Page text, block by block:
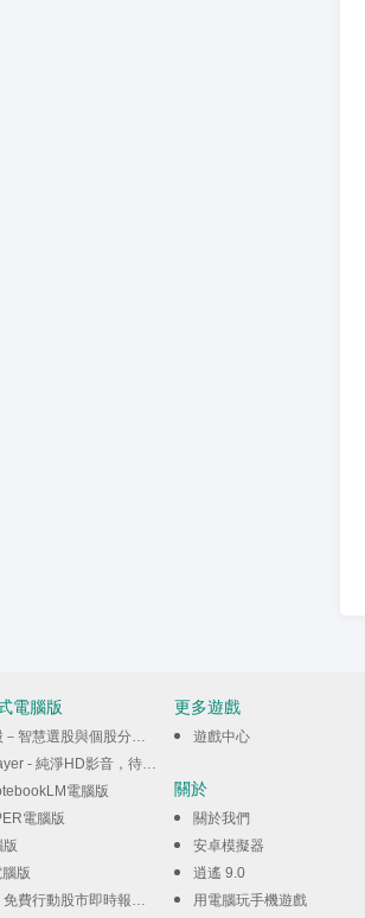
電腦版
選股與個股分析(先行版)電腦版
淨HD影音，待機背景播放器電腦版
電腦版
電腦版
版
版
市即時報價、全台百萬用戶使用電腦版
更多遊戲
遊戲中心
關於
關於我們
安卓模擬器
逍遙 9.0
用電腦玩手機遊戲